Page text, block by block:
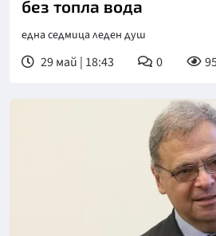
без топла вода
една седмица леден душ
29 май | 18:43 0